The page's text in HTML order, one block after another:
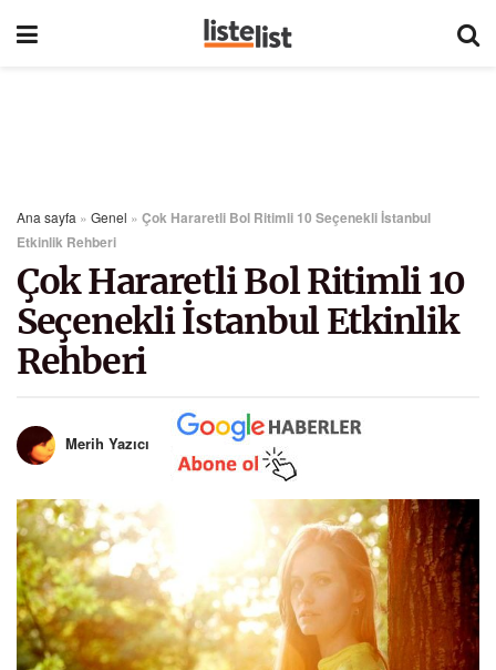
Ana sayfa » Genel » Çok Hararetli Bol Ritimli 10 Seçenekli İstanbul
Etkinlik Rehberi
Çok Hararetli Bol Ritimli 10
Seçenekli İstanbul Etkinlik
Rehberi
Merih Yazıcı